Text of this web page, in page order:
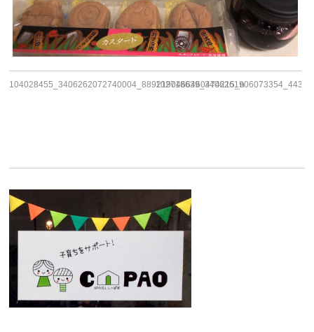
104028455_3406262072740004_8892190466460474215_n